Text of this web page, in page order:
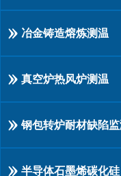
冶金铸造熔炼测温
真空炉热风炉测温
钢包转炉耐材缺陷监
半导体石墨烯碳化硅